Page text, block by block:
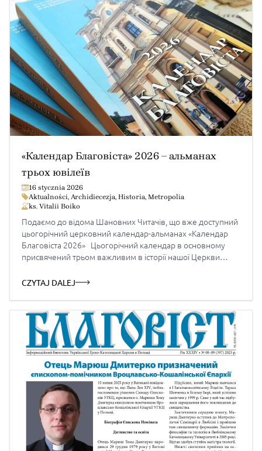
«Календар Благовіста» 2026 – альманах
трьох ювілеїв
16 stycznia 2026
Aktualności, Archidiecezja, Historia, Metropolia
ks. Vitalii Boiko
Подаємо до відома Шановних Читачів, що вже доступний
цьогорічний церковний календар-альманах «Календар
Благовіста 2026» Цьогорічний календар в основному
присвячений трьом важливим в історії нашої Церкви
30-літтю утворення Перемисько-Варшавської Митрополії
«Календар Благовіста» на 2026 р. присвячений 35-літтю
відродження структур нашої Української Греко-
Католицької Церкви […]
CZYTAJ DALEJ